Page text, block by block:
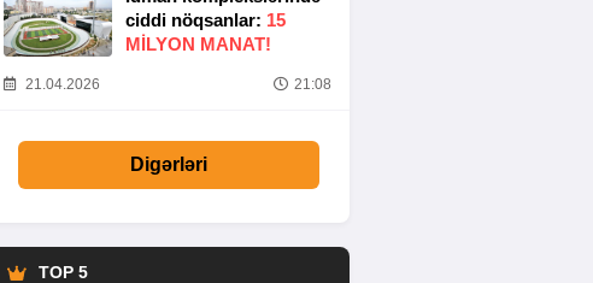
ciddi nöqsanlar: 15
MILYON MANAT!
21.04.2026 21:08
Digərləri
TOP 5